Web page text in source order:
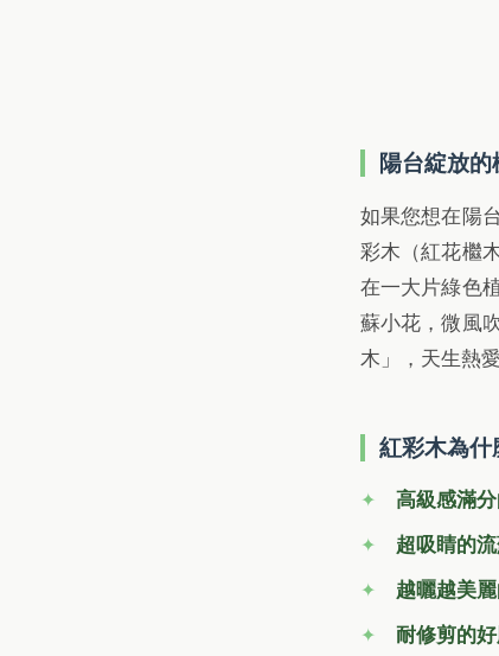
陽台綻放
如果您想在陽
彩木（紅花檵
在一大片綠色
蘇小花，微風
木」，天生熱愛
紅彩木為什
高級感滿
超吸睛的
越曬越美
耐修剪的